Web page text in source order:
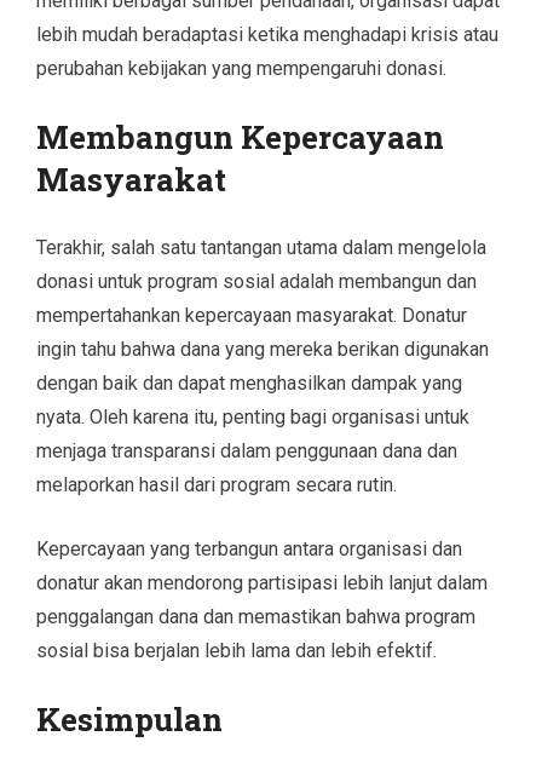
lebih mudah beradaptasi ketika menghadapi krisis atau
perubahan kebijakan yang mempengaruhi donasi.
Membangun Kepercayaan
Masyarakat
Terakhir, salah satu tantangan utama dalam mengelola
donasi untuk program sosial adalah membangun dan
mempertahankan kepercayaan masyarakat. Donatur
ingin tahu bahwa dana yang mereka berikan digunakan
dengan baik dan dapat menghasilkan dampak yang
nyata. Oleh karena itu, penting bagi organisasi untuk
menjaga transparansi dalam penggunaan dana dan
melaporkan hasil dari program secara rutin.
Kepercayaan yang terbangun antara organisasi dan
donatur akan mendorong partisipasi lebih lanjut dalam
penggalangan dana dan memastikan bahwa program
sosial bisa berjalan lebih lama dan lebih efektif.
Kesimpulan